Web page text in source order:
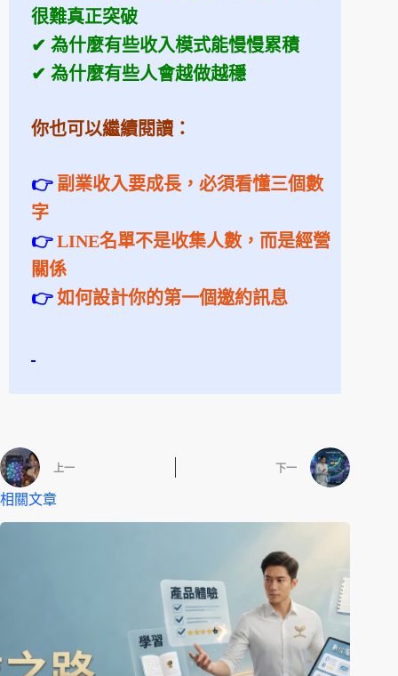
很難真正突破
✔ 為什麼有些收入模式能慢慢累積
✔ 為什麼有些人會越做越穩
你也可以繼續閱讀：
👉 副業收入要成長，必須看懂三個數
字
👉LINE名單不是收集人數，而是經營
關係
👉如何設計你的第一個邀約訊息
上一 下一
相關文章